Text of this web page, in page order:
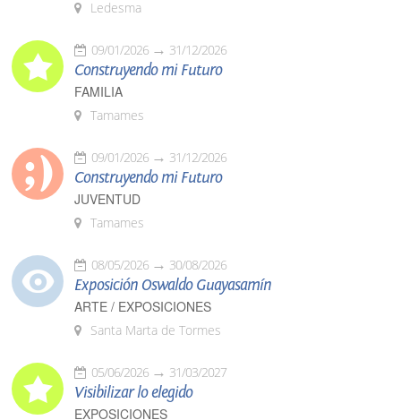
Ledesma
09/01/2026 31/12/2026
Construyendo mi Futuro
FAMILIA
Tamames
09/01/2026 31/12/2026
Construyendo mi Futuro
JUVENTUD
Tamames
08/05/2026 30/08/2026
Exposición Oswaldo Guayasamín
ARTE / EXPOSICIONES
Santa Marta de Tormes
05/06/2026 31/03/2027
Visibilizar lo elegido
EXPOSICIONES